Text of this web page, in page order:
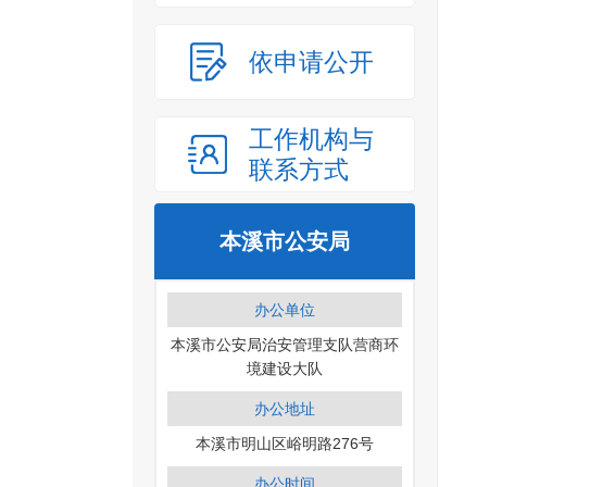
依申请公开
工作机构与
联系方式
本溪市公安局
办公单位
本溪市公安局治安管理支队营商环
境建设大队
办公地址
本溪市明山区峪明路276号